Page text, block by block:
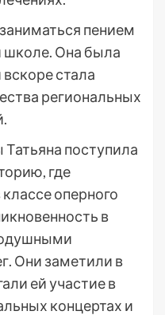
пением
школе. Она была
стала
региональных
поступила
где
оперного
в
Они заметили в
ей участие в
концертах и